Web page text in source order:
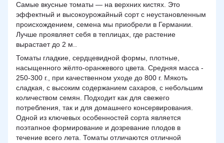
Самые вкусные томаты — на верхних кистях. Это
эффектный и высокоурожайный сорт с неустановленным
происхождением, семена мы приобрели в Германии.
Лучше проявляет себя в теплицах, где растение
вырастает до 2 м..
Томаты гладкие, сердцевидной формы, плотные,
насыщенного жёлто-оранжевого цвета. Средняя масса -
250-300 г., при качественном уходе до 800 г. Мякоть
сладкая, с высоким содержанием сахаров, с небольшим
количеством семян. Подходит как для свежего
потребления, так и для домашнего консервирования.
Одной из ключевых особенностей сорта является
поэтапное формирование и дозревание плодов в
течение всего лета. Томаты отличаются отличной